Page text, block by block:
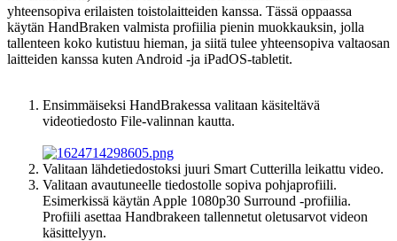
yhteensopiva erilaisten toistolaitteiden kanssa. Tässä oppaassa
käytän HandBraken valmista profiilia pienin muokkauksin, jolla
tallenteen koko kutistuu hieman, ja siitä tulee yhteensopiva valtaosan
laitteiden kanssa kuten Android -ja iPadOS-tabletit.
Ensimmäiseksi HandBrakessa valitaan käsiteltävä
videotiedosto File-valinnan kautta.
Valitaan lähdetiedostoksi juuri Smart Cutterilla leikattu video.
Valitaan avautuneelle tiedostolle sopiva pohjaprofiili.
Esimerkissä käytän Apple 1080p30 Surround -profiilia.
Profiili asettaa Handbrakeen tallennetut oletusarvot videon
käsittelyyn.